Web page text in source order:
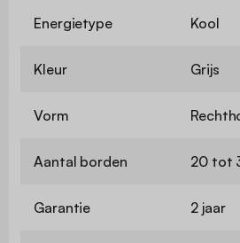
Energietype Kool
Kleur Grijs
Vorm
Aantal borden 20 tot
Garantie 2 jaar